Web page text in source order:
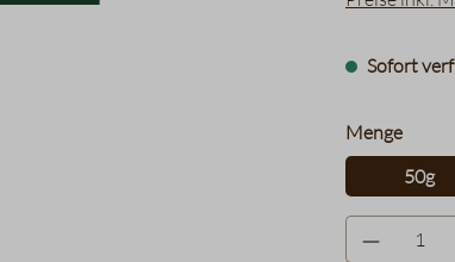
Sofort
Menge
50g